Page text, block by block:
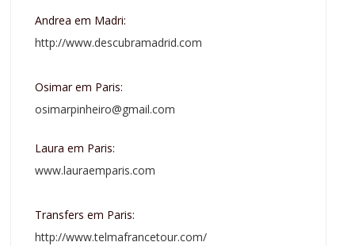
Andrea em Madri:
http://www.descubramadrid.com
Osimar em Paris:
osimarpinheiro@gmail.com
Laura em Paris:
www.lauraemparis.com
Transfers em Paris:
http://www.telmafrancetour.com/